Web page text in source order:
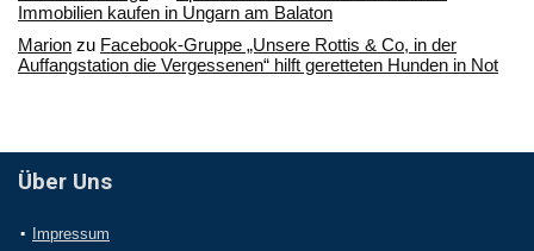
Immobilien kaufen in Ungarn am Balaton
Marion zu Facebook-Gruppe „Unsere Rottis & Co, in der
Auffangstation die Vergessenen“ hilft geretteten Hunden in Not
Über Uns
Impressum